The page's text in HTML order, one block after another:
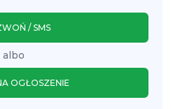
/ SMS
albo
OGŁOSZENIE